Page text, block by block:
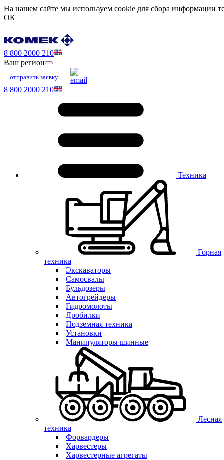
На нашем сайте мы используем cookie для сбора информации
ОК
8 800 2000 210
Ваш регион
отправить заявку
8 800 2000 210
Техника
Горная
техника
Экскаваторы
Самосвалы
Бульдозеры
Автогрейдеры
Гидромолоты
Дробилки
Подземная техника
Установки
Манипуляторы шинные
Лесная
техника
Форвардеры
Харвестеры
Харвестерные агрегаты